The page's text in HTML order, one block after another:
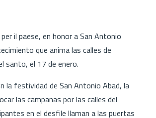
il paese, en honor a San Antonio
que anima las calles de
santo, el 17 de enero.
la festividad de San Antonio Abad, la
las campanas por las calles del
en el desfile llaman a las puertas